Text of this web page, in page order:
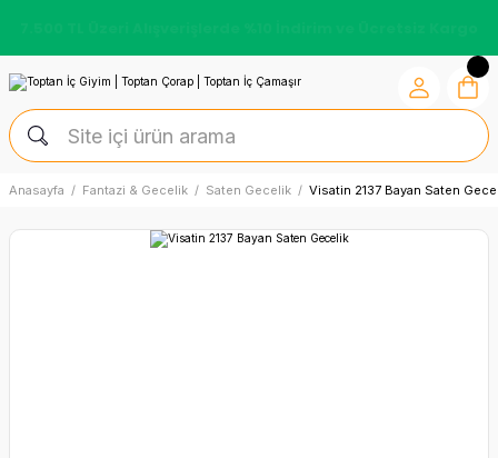
Anasayfa Fantazi & Gecelik Saten Gecelik Visatin 2137 Bayan Saten